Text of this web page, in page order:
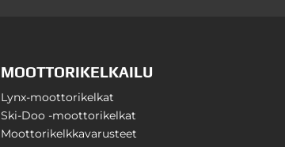
MOOTTORIKELKAILU
Lynx-moottorikelkat
Ski-Doo -moottorikelkat
Moottorikelkkavarusteet